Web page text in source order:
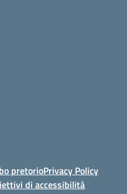
pretorioPrivacy Policy
di accessibilità